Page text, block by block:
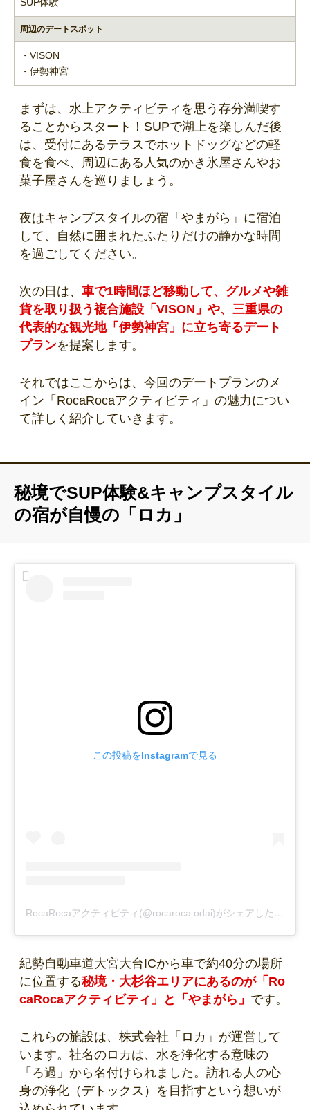
SUP体験
周辺のデートスポット
・VISON
・伊勢神宮
まずは、水上アクティビティを思う存分満喫す
ることからスタート！SUPで湖上を楽しんだ後
は、受付にあるテラスでホットドッグなどの軽
食を食べ、周辺にある人気のかき氷屋さんやお
菓子屋さんを巡りましょう。
夜はキャンプスタイルの宿「やまがら」に宿泊
して、自然に囲まれたふたりだけの静かな時間
を過ごしてください。
次の日は、 車で1時間ほど移動して、グルメや雑
貨を取り扱う複合施設「VISON」や、三重県の
代表的な観光地「伊勢神宮」に立ち寄るデート
プランを提案します。
それではここからは、今回のデートプランのメ
イン「RocaRocaアクティビティ」の魅力につい
て詳しく紹介していきます。
秘境でSUP体験&キャンプスタイル
の宿が自慢の「ロカ」
この投稿をInstagramで見る
RocaRocaアクティビティ(@rocaroca.odai)がシェアした投稿
紀勢自動車道大宮大台ICから車で約40分の場所
に位置する秘境・大杉谷エリアにあるのが「Ro
caRocaアクティビティ」と「やまがら」 です。
これらの施設は、株式会社「ロカ」が運営して
います。社名のロカは、水を浄化する意味の
「ろ過」から名付けられました。訪れる人の心
身の浄化（デトックス）を目指すという想いが